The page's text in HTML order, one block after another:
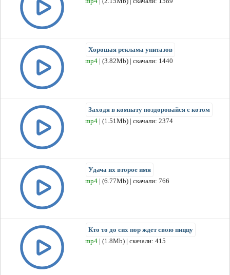
Хорошая реклама унитазов
mp4 | (3.82Mb) | скачали: 1440
Заходя в комнату поздоровайся с котом
mp4 | (1.51Mb) | скачали: 2374
Удача их второе имя
mp4 | (6.77Mb) | скачали: 766
Кто то до сих пор ждет свою пиццу
mp4 | (1.8Mb) | скачали: 415